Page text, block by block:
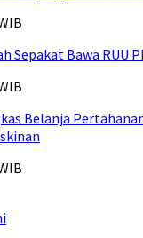
Sepakat Bawa RUU
Belanja